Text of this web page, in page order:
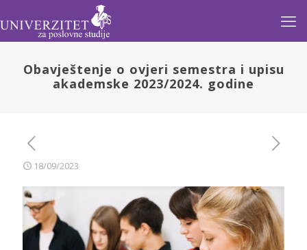
Obavještenje o ovjeri semestra i upisu
akademske 2023/2024. godine
18/09/2023